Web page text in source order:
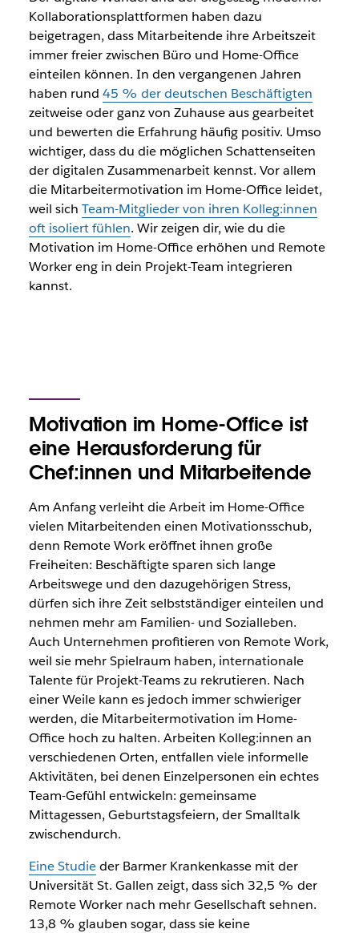
Best Practices für die digitale Zusammenarbeit: So steigerst
du das Team-Gefühl unter Remote Workern und motivierst
sie zu Top-Leistungen.
Vom Slack-Team
20. Dezember 2023
Kollaborationsplattformen haben dazu
beigetragen, dass Mitarbeitende ihre Arbeitszeit
immer freier zwischen Büro und Home-Office
einteilen können. In den vergangenen Jahren
haben rund 45 % der deutschen Beschäftigten
zeitweise oder ganz von Zuhause aus gearbeitet
und bewerten die Erfahrung häufig positiv. Umso
wichtiger, dass du die möglichen Schattenseiten
der digitalen Zusammenarbeit kennst. Vor allem
die Mitarbeitermotivation im Home-Office leidet,
weil sich Team-Mitglieder von ihren Kolleg:innen
oft isoliert fühlen. Wir zeigen dir, wie du die
Motivation im Home-Office erhöhen und Remote
Worker eng in dein Projekt-Team integrieren
kannst.
Motivation im Home-Office ist
eine Herausforderung für
Chef:innen und Mitarbeitende
Am Anfang verleiht die Arbeit im Home-Office
vielen Mitarbeitenden einen Motivationsschub,
denn Remote Work eröffnet ihnen große
Freiheiten: Beschäftigte sparen sich lange
Arbeitswege und den dazugehörigen Stress,
dürfen sich ihre Zeit selbstständiger einteilen und
nehmen mehr am Familien- und Sozialleben.
Auch Unternehmen profitieren von Remote Work,
weil sie mehr Spielraum haben, internationale
Talente für Projekt-Teams zu rekrutieren. Nach
einer Weile kann es jedoch immer schwieriger
werden, die Mitarbeitermotivation im Home-
Office hoch zu halten. Arbeiten Kolleg:innen an
verschiedenen Orten, entfallen viele informelle
Aktivitäten, bei denen Einzelpersonen ein echtes
Team-Gefühl entwickeln: gemeinsame
Mittagessen, Geburtstagsfeiern, der Smalltalk
zwischendurch.
Eine Studieder Barmer Krankenkasse mit der
Universität St. Gallen zeigt, dass sich 32,5 % der
Remote Worker nach mehr Gesellschaft sehnen.
13,8 % glauben sogar, dass sie keine